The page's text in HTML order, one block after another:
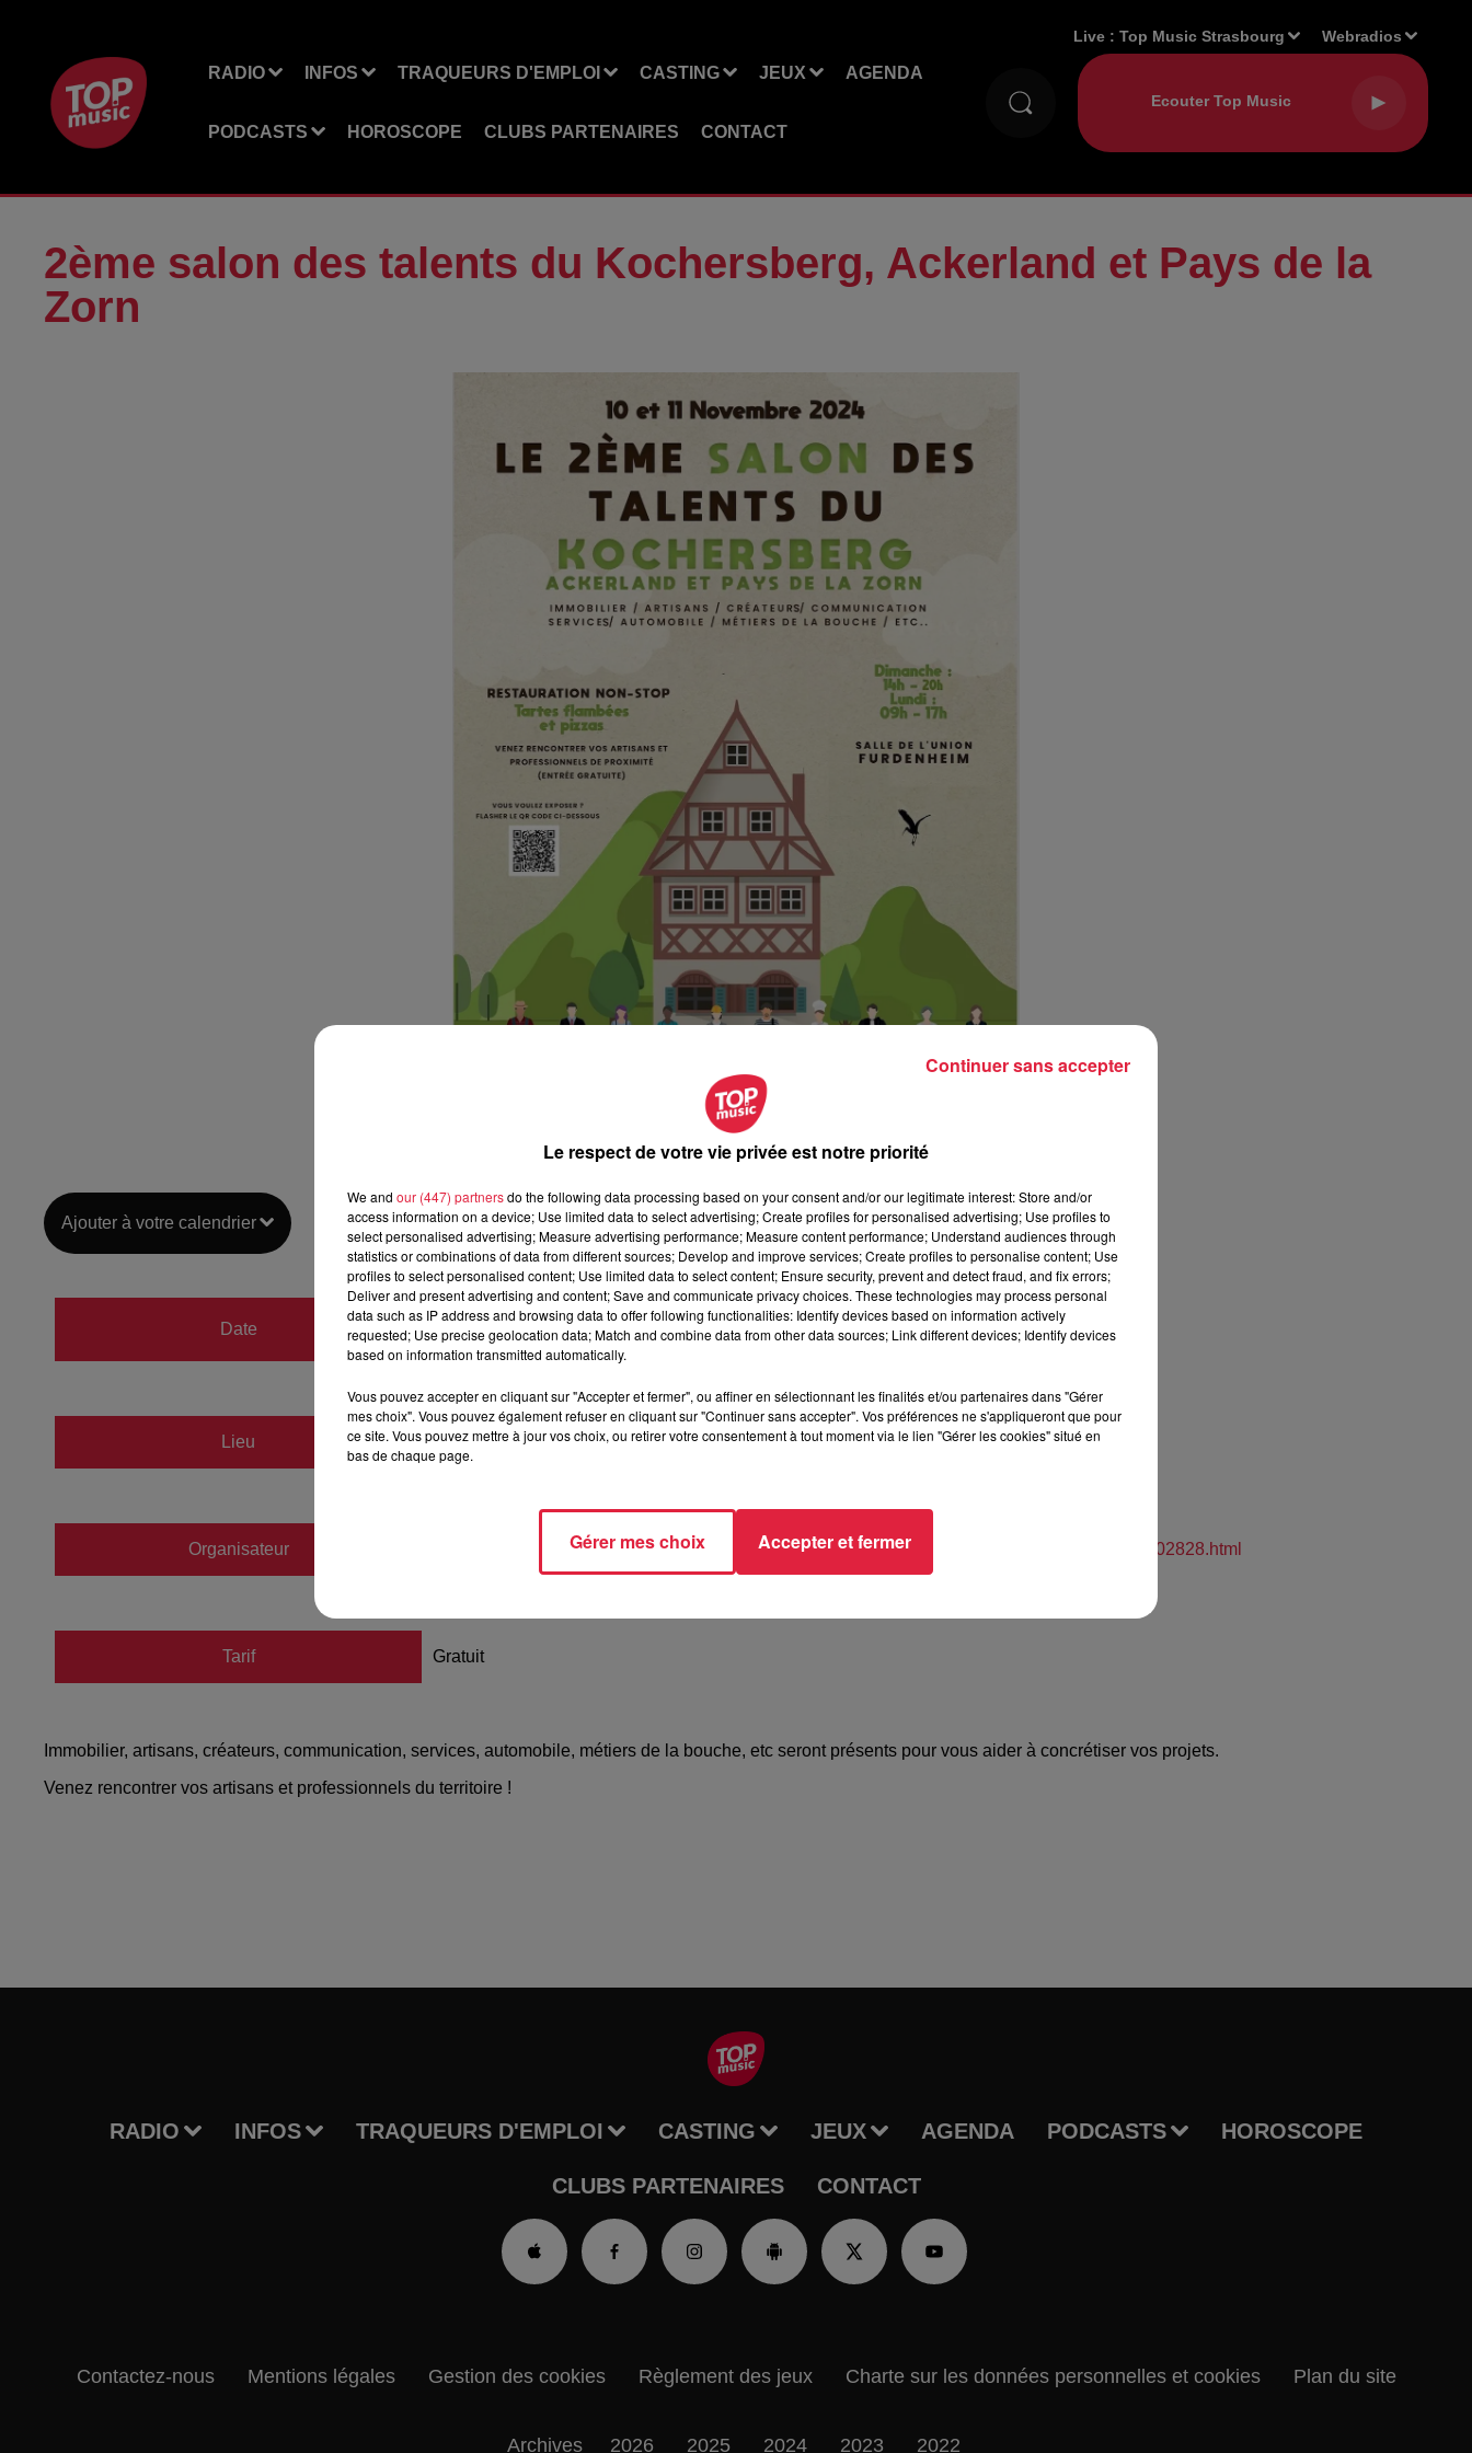
RADIO INFOS TRAQUEURS D'EMPLOI CASTING JEUX AGENDA
PODCASTS HOROSCOPE CLUBS PARTENAIRES CONTACT
Live :Top Music Strasbourg Webradios
2ème salon des talents du Kochersberg, Ackerland et Pays de la
Zorn
Ajouter à votre calendrier
Date
du10 novembre 2024 à 14h00
au 11 novembre 2024 à 17h00
Lieu
Salle de l'Union
67117
Organisateur https://www.kochersberg.fr/Actualites/Vivre/Salon-Talents-Kochersberg-Ackerland-Pays-Zorn-02828.html
Tarif Gratuit
Immobilier, artisans, créateurs, communication, services, automobile, métiers de la bouche, etc seront présents pour vous aider à concrétiser vos projets.
Venez rencontrer vos artisans et professionnels du territoire !
RADIO INFOS TRAQUEURS D'EMPLOI CASTING JEUX AGENDA PODCASTS HOROSCOPE
CLUBS PARTENAIRES CONTACT
Contactez-nous Mentions légales Gestion des cookies Règlement des jeux Charte sur les données personnelles et cookies Plan du site
Archives 2026 2025 2024 2023 2022
Le respect de votre vie privée est notre priorité
We and our (447) partnersdo the following data processing based on your consent and/or our legitimate interest: Store and/or
access information on a device; Use limited data to select advertising; Create profiles for personalised advertising; Use profiles to
select personalised advertising; Measure advertising performance; Measure content performance; Understand audiences through
statistics or combinations of data from different sources; Develop and improve services; Create profiles to personalise content; Use
profiles to select personalised content; Use limited data to select content; Ensure security, prevent and detect fraud, and fix errors;
Deliver and present advertising and content; Save and communicate privacy choices. These technologies may process personal
data such as IP address and browsing data to offer following functionalities: Identify devices based on information actively
requested; Use precise geolocation data; Match and combine data from other data sources; Link different devices; Identify devices
based on information transmitted automatically.
Vous pouvez accepter en cliquant sur "Accepter et fermer", ou affiner en sélectionnant les finalités et/ou partenaires dans "Gérer
mes choix". Vous pouvez également refuser en cliquant sur "Continuer sans accepter". Vos préférences ne s'appliqueront que pour
ce site. Vous pouvez mettre à jour vos choix, ou retirer votre consentement à tout moment via le lien "Gérer les cookies" situé en
bas de chaque page.
Gérer mes choix Accepter et fermer
Continuer sans accepter